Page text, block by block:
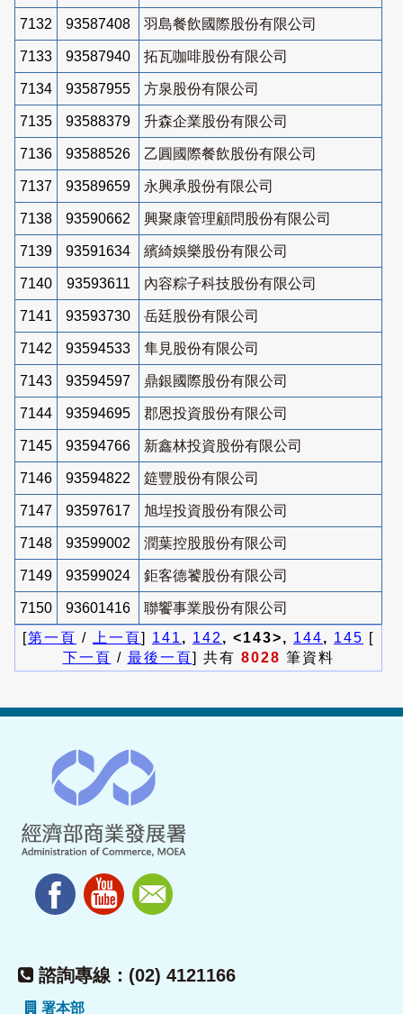
7132 93587408 羽島餐飲國際股份有限公司
7133 93587940 拓瓦咖啡股份有限公司
7134 93587955 方泉股份有限公司
7135 93588379 升森企業股份有限公司
7136 93588526 乙圓國際餐飲股份有限公司
7137 93589659 永興承股份有限公司
7138 93590662 興聚康管理顧問股份有限公司
7139 93591634 繽綺娛樂股份有限公司
7140 93593611 內容粽子科技股份有限公司
7141 93593730 岳廷股份有限公司
7142 93594533 隼見股份有限公司
7143 93594597 鼎銀國際股份有限公司
7144 93594695 郡恩投資股份有限公司
7145 93594766 新鑫林投資股份有限公司
7146 93594822 筵豐股份有限公司
7147 93597617 旭埕投資股份有限公司
7148 93599002 潤葉控股股份有限公司
7149 93599024 鉅客德饕股份有限公司
7150 93601416
聯饗事業股份有限公司
[第一頁 / 上一頁] 141 , 142 , <143>, 144, 145 [
下一頁 / 最後一頁] 共有 8028 筆資料
諮詢專線：(02) 4121166
署本部